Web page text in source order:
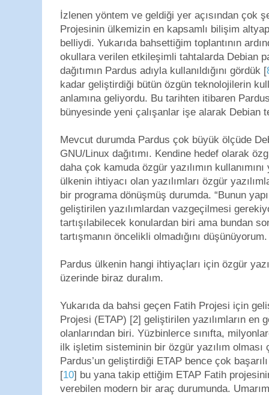
İzlenen yöntem ve geldiği yer açısından çok
Projesinin ülkemizin en kapsamlı bilişim
belliydi. Yukarıda bahsettiğim toplantının
okullara verilen etkileşimli tahtalarda Debian
dağıtımın Pardus adıyla kullanıldığını gördük [
kadar geliştirdiği bütün özgün teknolojilerin
anlamına geliyordu. Bu tarihten itibaren
bünyesinde yeni çalışanlar işe alarak Debian
Mevcut durumda Pardus çok büyük ölçüde
GNU/Linux dağıtımı. Kendine hedef olarak
daha çok kamuda özgür yazılımın
ülkenin ihtiyacı olan yazılımları özgür
bir programa dönüşmüş durumda. “Bunun
geliştirilen yazılımlardan vazgeçilmesi
tartışılabilecek konulardan biri ama bundan
tartışmanın öncelikli olmadığını düşünüyorum.
Pardus ülkenin hangi ihtiyaçları için özgür
üzerinde biraz duralım.
Yukarıda da bahsi geçen Fatih Projesi için
Projesi (ETAP) [2] geliştirilen yazılımların en
olanlarından biri. Yüzbinlerce sınıfta,
ilk işletim sisteminin bir özgür yazılım
Pardus’un geliştirdiği ETAP bence çok
[10] bu yana takip ettiğim ETAP Fatih
verebilen modern bir araç durumunda.